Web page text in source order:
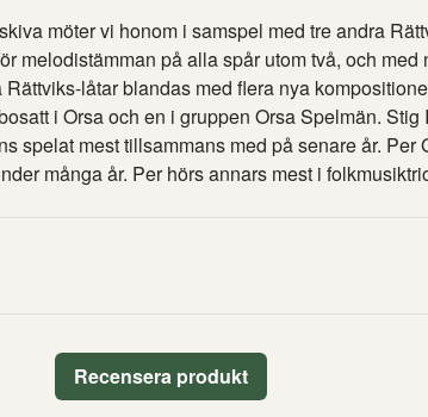
möter vi honom i samspel med tre andra
melodistämman på alla spår utom två, och
låtar blandas med flera nya
i Orsa och en i gruppen Orsa Spelmän.
spelat mest tillsammans med på senare år. Per
många år. Per hörs annars mest i
Recensera produkt